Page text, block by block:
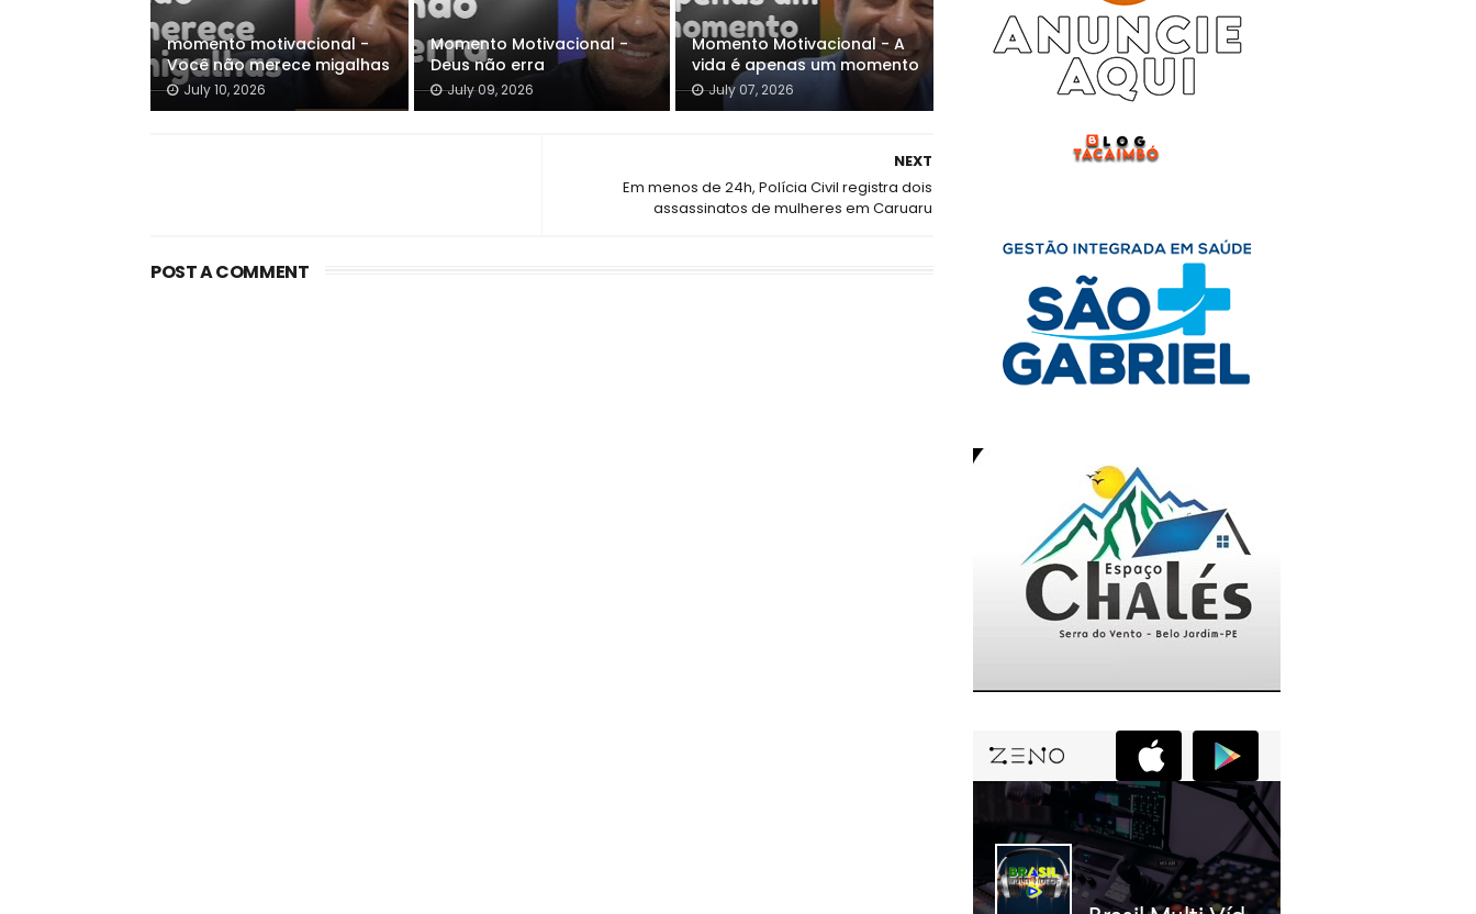
momento motivacional -
Você não merece migalhas
July 10, 2026
Momento Motivacional -
Deus não erra
July 09, 2026
Momento Motivacional - A
vida é apenas um momento
July 07, 2026
NEXT
Em menos de 24h, Polícia Civil registra dois
assassinatos de mulheres em Caruaru
POST A COMMENT